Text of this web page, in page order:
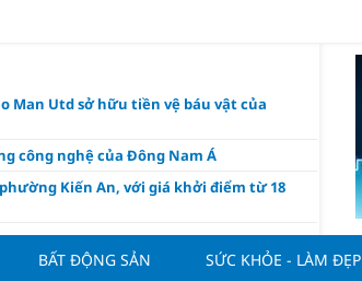
Man Utd sở hữu tiền vệ báu vật của
công nghệ của Đông Nam Á
Kiến An, với giá khởi điểm từ 18
Văn hóa Việt Nam 2026
chấtBẤT ĐỘNG SẢN SỨC KHỎE - LÀM ĐẸP